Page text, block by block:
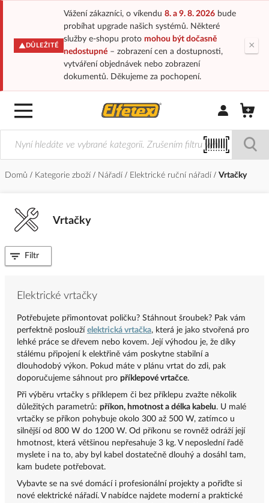
DŮLEŽITÉ
Vážení zákazníci, o víkendu 8. a 9. 8. 2026bude
probíhat upgrade našich systémů. Některé
služby e-shopu proto mohou být dočasně
nedostupné– zobrazení cen a dostupnosti,
vytváření objednávek nebo zobrazení
dokumentů. Děkujeme za pochopení.
×
Přihlásit/
Domů Kategorie zboží Nářadí Elektrické ruční nářadí Vrtačky
Vrtačky
Elektrické vrtačky
Potřebujete přimontovat poličku? Stáhnout šroubek? Pak vám
perfektně poslouží elektrická vrtačka, která je jako stvořená pro
lehké práce se dřevem nebo kovem. Její výhodou je, že díky
stálému připojení k elektřině vám poskytne stabilní a
dlouhodobý výkon. Pokud máte v plánu vrtat do zdi, pak
doporučujeme sáhnout pro příklepové vrtačce.
Při výběru vrtačky s příklepem či bez příklepu zvažte několik
důležitých parametrů: příkon, hmotnost a délka kabelu. U malé
vrtačky se příkon pohybuje okolo 300 až 500 W, zatímco u
silnější od 800 W do 1200 W. Od příkonu se rovněž odráží její
hmotnost, která většinou nepřesahuje 3 kg. V neposlední řadě
myslete i na to, aby byl kabel dostatečně dlouhý a dosáhl tam,
kam budete potřebovat.
Vybavte se na své domácí i profesionální projekty a pořiďte si
nové elektrické nářadí. V nabídce najdete moderní a praktické
Filtr